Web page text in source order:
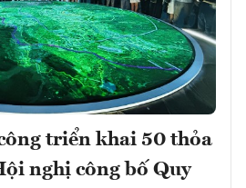
triển khai 50 thỏa
nghị công bố Quy